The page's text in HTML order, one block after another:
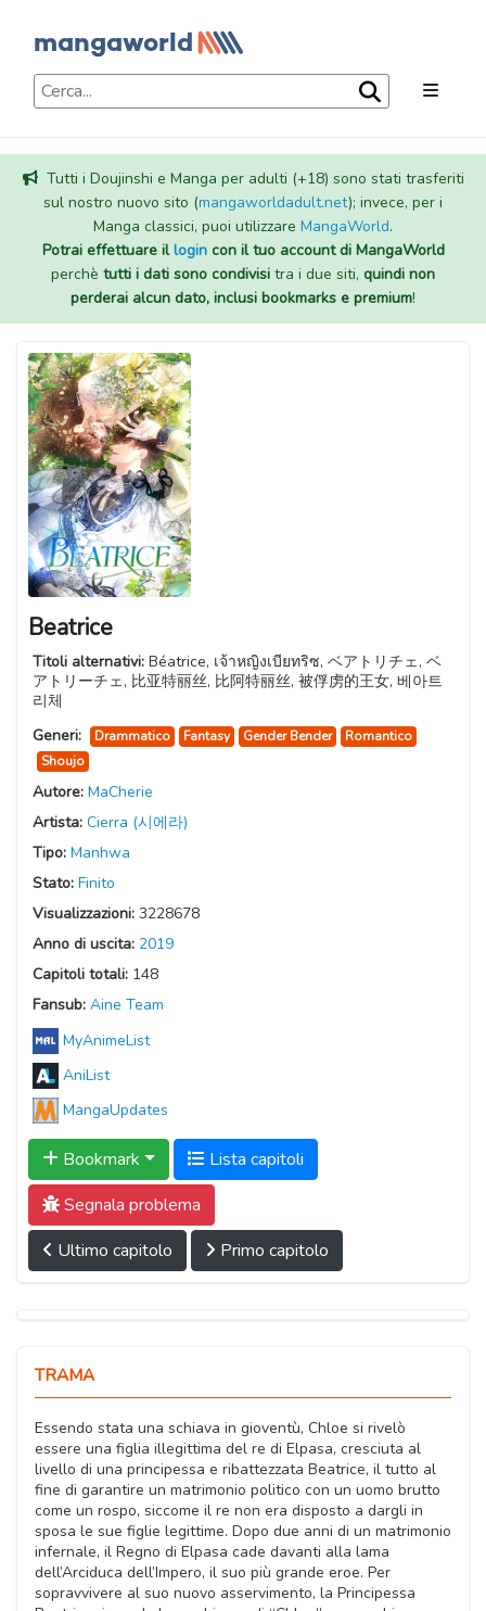
Tutti i Doujinshi e Manga per adulti (+18) sono stati trasferiti
sul nostro nuovo sito (mangaworldadult.net); invece, per i
Manga classici, puoi utilizzare MangaWorld.
Potrai effettuare illogincon il tuo account di MangaWorld
perchè tutti i dati sono condivisi tra i due siti, quindi non
perderai alcun dato, inclusi bookmarks e premium!
Beatrice
Titoli alternativi: Béatrice, เจ้าหญิงเบียทริซ, ベアトリチェ, ベ
アトリーチェ, 比亚特丽丝, 比阿特丽丝, 被俘虏的王女, 베아트
리체
Generi:
Drammatico Fantasy Gender Bender
Romantico
Shoujo
Autore: MaCherie
Artista: Cierra (시에라)
Tipo: Manhwa
Stato: Finito
Visualizzazioni: 3228678
Anno di uscita: 2019
Capitoli totali: 148
Fansub: Aine Team
MyAnimeList
AniList
MangaUpdates
Bookmark
Lista capitoli
Segnala problema
Ultimo capitolo
Primo capitolo
TRAMA
Essendo stata una schiava in gioventù, Chloe si rivelò
essere una figlia illegittima del re di Elpasa, cresciuta al
livello di una principessa e ribattezzata Beatrice, il tutto al
fine di garantire un matrimonio politico con un uomo brutto
come un rospo, siccome il re non era disposto a dargli in
sposa le sue figlie legittime. Dopo due anni di un matrimonio
infernale, il Regno di Elpasa cade davanti alla lama
dell’Arciduca dell’Impero, il suo più grande eroe. Per
sopravvivere al suo nuovo asservimento, la Principessa